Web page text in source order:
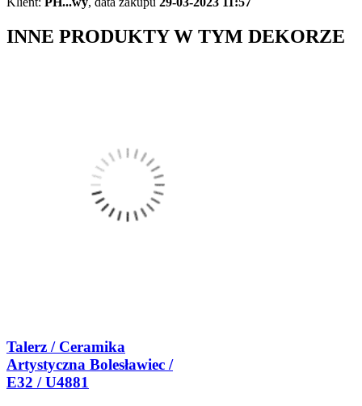
INNE PRODUKTY W TYM DEKORZE
Talerz / Ceramika
Artystyczna Bolesławiec /
E32 / U4881